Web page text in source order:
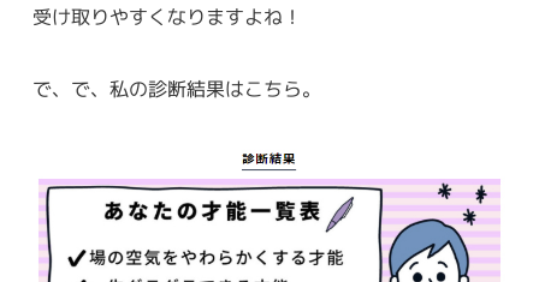
受け取りやすくなりますよね！
で、で、私の診断結果はこちら。